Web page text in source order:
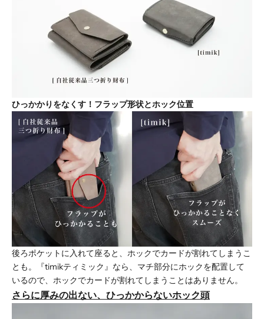
ひっかかりをなくす！フラップ形状とホック位置
後ろポケットに入れて座ると、ホックでカードが割れてしまうこ
とも。『timikティミック』なら、マチ部分にホックを配置して
いるので、ホックでカードが割れてしまうことはありません。
さらに厚みの出ない、ひっかからないホック頭